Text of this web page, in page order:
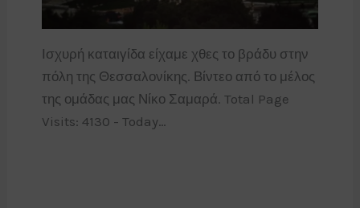
Ισχυρή καταιγίδα είχαμε χθες το βράδυ στην
πόλη της Θεσσαλονίκης. Βίντεο από το μέλος
της ομάδας μας Νίκο Σαμαρά. Total Page
Visits: 4130 - Today…